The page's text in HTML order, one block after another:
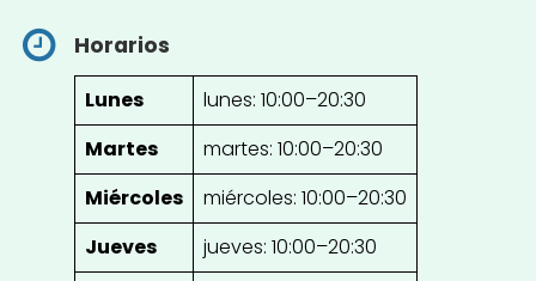
Horarios
Lunes
lunes: 10:00–20:30
Martes
martes: 10:00–20:30
Miércoles
miércoles: 10:00–20:30
Jueves
jueves: 10:00–20:30